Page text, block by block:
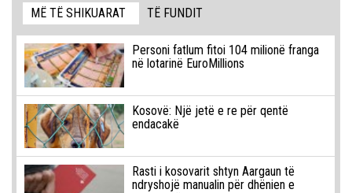
MË TË SHIKUARAT TË FUNDIT
Personi fatlum fitoi 104 milionë franga
në lotarinë EuroMillions
Kosovë: Një jetë e re për qentë
endacakë
Rasti i kosovarit shtyn Aargaun të
ndryshojë manualin për dhënien e